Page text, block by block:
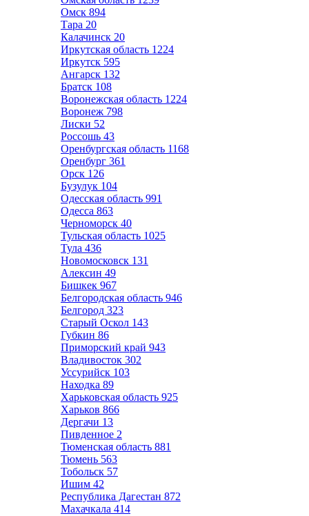
Омск 894
Тара 20
Калачинск 20
Иркутская область 1224
Иркутск 595
Ангарск 132
Братск 108
Воронежская область 1224
Воронеж 798
Лиски 52
Россошь 43
Оренбургская область 1168
Оренбург 361
Орск 126
Бузулук 104
Одесская область 991
Одесса 863
Черноморск 40
Тульская область 1025
Тула 436
Новомосковск 131
Алексин 49
Бишкек 967
Белгородская область 946
Белгород 323
Старый Оскол 143
Губкин 86
Приморский край 943
Владивосток 302
Уссурийск 103
Находка 89
Харьковская область 925
Харьков 866
Дергачи 13
Пивденное 2
Тюменская область 881
Тюмень 563
Тобольск 57
Ишим 42
Республика Дагестан 872
Махачкала 414